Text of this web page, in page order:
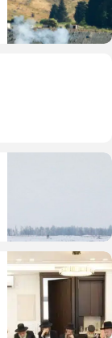
מזג האוויר